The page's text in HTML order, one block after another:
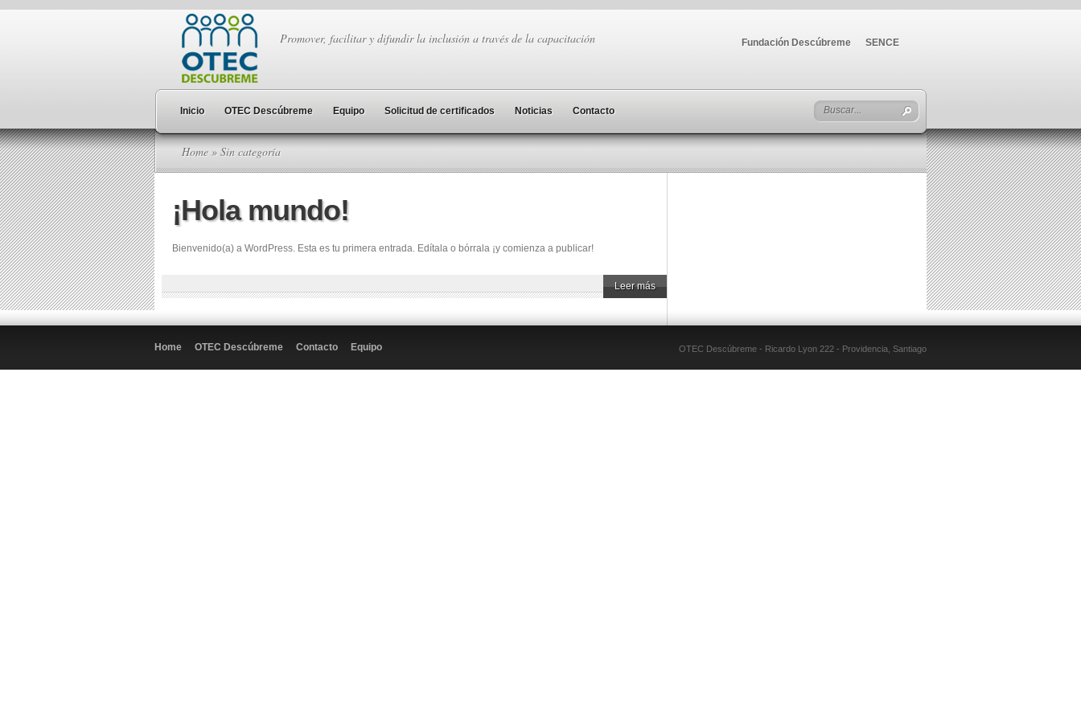
Promover, facilitar y difundir la inclusión a través de la capacitación Fundación Descúbreme SENCE
Inicio OTEC Descúbreme Equipo Solicitud de certificados Noticias Contacto
Home » Sin categoría
¡Hola mundo!
Bienvenido(a) a WordPress. Esta es tu primera entrada. Edítala o bórrala ¡y comienza a publicar!
Leer más
Home OTEC Descúbreme Contacto Equipo OTEC Descúbreme - Ricardo Lyon 222 - Providencia, Santiago